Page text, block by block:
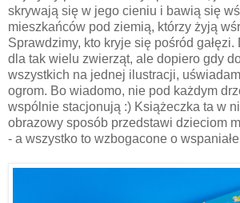
skrywają się w jego cieniu i bawią się
mieszkańców pod ziemią, którzy żyją
Sprawdzimy, kto kryje się pośród
dla tak wielu zwierząt, ale dopiero gdy
wszystkich na jednej ilustracji,
ogrom. Bo wiadomo, nie pod każdym
wspólnie stacjonują :) Książeczka ta w
obrazowy sposób przedstawi dzieciom
- a wszystko to wzbogacone o